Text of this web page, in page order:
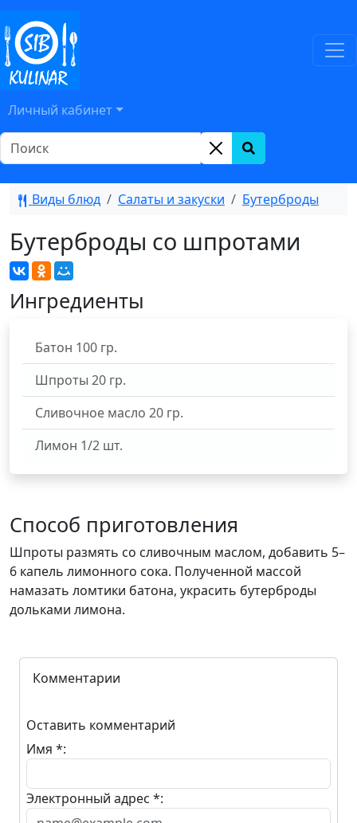
Личный кабинет
Виды блюд Салаты и закуски Бутерброды
Бутерброды со шпротами
Ингредиенты
Батон 100 гр.
Шпроты 20 гр.
Сливочное масло 20 гр.
Лимон 1/2 шт.
Способ приготовления
Шпроты размять со сливочным маслом, добавить 5–
6 капель лимонного сока. Полученной массой
намазать ломтики батона, украсить бутерброды
дольками лимона.
Комментарии
Оставить комментарий
Имя *:
Электронный адрес *: